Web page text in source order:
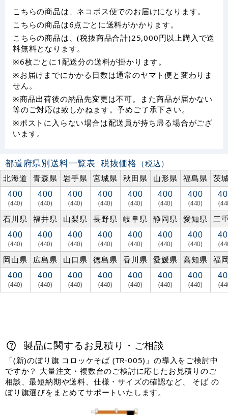
こちらの商品は、ネコポス便でのお届けになります。
こちらの商品は6点ごとに送料がかかります。
こちらの商品は、(税抜商品合計)25,000円以上購入で送
料無料となります。
※6枚ごとに1配送分の送料が掛かります。
※お届けまでにかかる日数は通常のヤマト便と変わりま
せん。
※商品出荷後の納品先変更は不可。また商品が届かない
等のご対応は致しかねます。予めご了承下さい。
※ポストに入らない場合は配送員が持ち帰る場合がござ
います。
都道府県別送料一覧表 税抜価格 （税込）
北海道
青森県 岩手県 宮城県 秋田県 山形県 福島県 茨
400
(440)
400
(440)
400
(440)
400
(440)
400
(440)
400
(440)
400
(440)
石川県 福井県 山梨県 長野県 岐阜県 静岡県 愛知県 三
400
(440)
400
(440)
400
(440)
400
(440)
400
(440)
400
(440)
400
(440)
岡山県 広島県 山口県 徳島県 香川県 愛媛県 高知県 福
400
(440)
400
(440)
400
(440)
400
(440)
400
(440)
400
(440)
400
(440)
製品に関するお見積り・ご相談
「(新)のぼり旗 コロッケそば (TR-005)」の導入をご検討中
ですか？ 大量注文・複数台のご検討に応じたお見積りのご
相談、最短納期や送料、仕様・サイズの確認など、 そば の
ぼり旗選びをまとめてサポートいたします。